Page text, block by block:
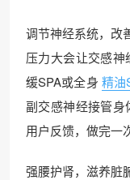
调节神经系统，改
压力大会让交感
缓SPA或全身 精油
副交感神经接管身
用户反馈，做完一
强腰护肾，滋养脏